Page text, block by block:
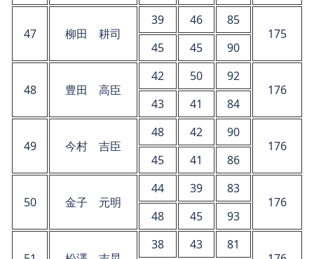
47 柳田 耕司
39 46
85
175
45
45 90
48 豊田 高臣
42 50
92
176
43
41 84
49 今村 吉臣
48 42
90
176
45
41 86
50 金子 元明
44 39
83
176
48
45 93
38 43
81